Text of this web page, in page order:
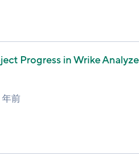
Progress in Wrike Analyze
年前